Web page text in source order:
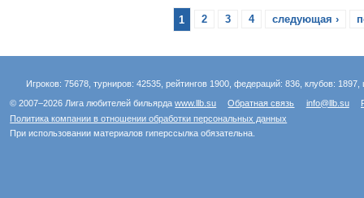
1 2 3 4 следующая ›
Игроков: 75678, турниров: 42535, рейтингов 1900, федераций: 836, клубов:
© 2007–2026 Лига любителей бильярдаwww.llb.su Обратная связь info@llb.su
Политика компании в отношении обработки персональных данных
При использовании материалов гиперссылка обязательна.